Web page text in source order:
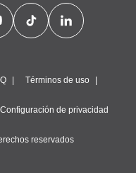
Términos de uso
Configuración de privacidad
reservados